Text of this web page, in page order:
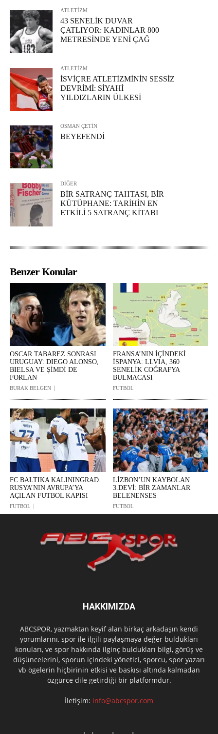
ATLETİZM
43 SENELİK DUVAR
ÇATLIYOR: KADINLAR 800
METRESİNDE YENİ ÇAĞ
ATLETİZM
İSVİÇRE ATLETİZMİNİN SESSİZ
DEVRİMİ: SİYAHİ
YILDIZLARIN ÜLKESİ
OSMAN ÇETİN
BEYEFENDİ
DİĞER
BİR SATRANÇ TAHTASI, BİR
KÜTÜPHANE: TARİHİN EN
ETKİLİ 5 SATRANÇ KİTABI
Benzer Konular
OSCAR TABAREZ SONRASI
URUGUAY: DIEGO ALONSO,
BIELSA VE ŞİMDİ DE
FORLAN
BURAK BELGEN
FRANSA’NIN İÇİNDEKİ
İSPANYA: LLVIA, 360
SENELİK COĞRAFYA
BULMACASI
FUTBOL
FC BALTIKA KALININGRAD:
RUSYA’NIN AVRUPA’YA
AÇILAN FUTBOL KAPISI
FUTBOL
LİZBON’UN KAYBOLAN
3.DEVİ: BİR ZAMANLAR
BELENENSES
FUTBOL
HAKKIMIZDA
ABCSPOR, yazmaktan keyif alan birkaç arkadaşın kendi
yorumlarını, spor ile ilgili paylaşmaya değer buldukları
konuları, ve spor hakkında ilginç buldukları bilgi, görüş ve
düşüncelerini, sporun içindeki yönetici, sporcu, spor yazarı
vb ögelerin hiçbirinin etkisi ve baskısı altında kalmadan
özgürce dile getirdiği bir platformdur.
İletişim: info@abcspor.com